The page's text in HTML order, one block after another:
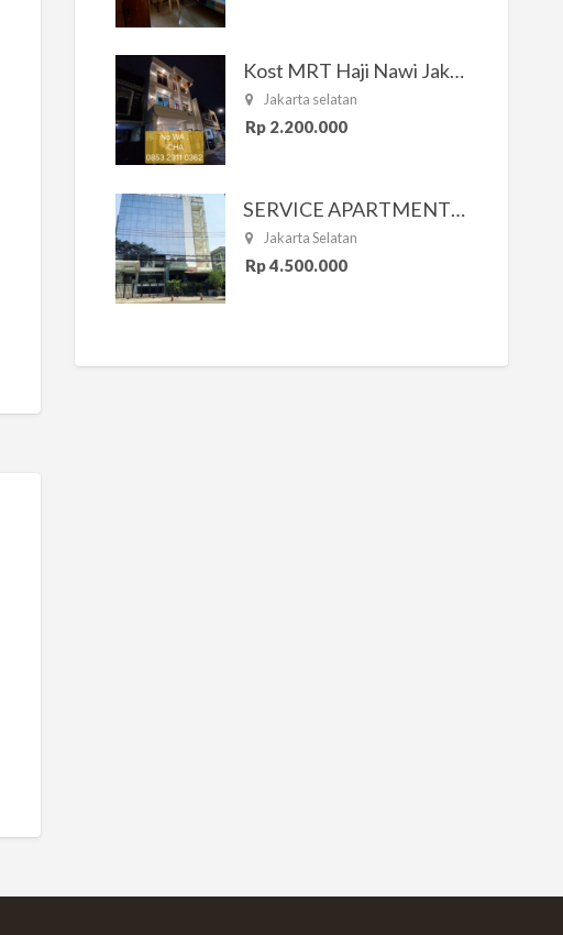
Kost MRT Haji Nawi Jakarta Selatan
Jakarta selatan
Rp 2.200.000
SERVICE APARTMENT SOUTH RESIDENCE
Jakarta Selatan
Rp 4.500.000